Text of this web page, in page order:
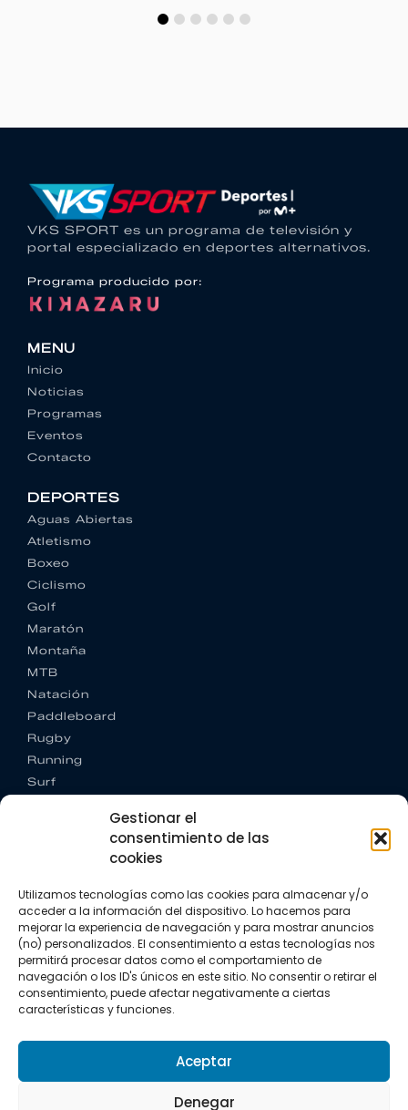
Gestionar el
consentimiento de las
cookies
Utilizamos tecnologías como las cookies para almacenar y/o
acceder a la información del dispositivo. Lo hacemos para
mejorar la experiencia de navegación y para mostrar anuncios
(no) personalizados. El consentimiento a estas tecnologías nos
permitirá procesar datos como el comportamiento de
navegación o los ID's únicos en este sitio. No consentir o retirar el
consentimiento, puede afectar negativamente a ciertas
características y funciones.
Aceptar
Denegar
VKS SPORT es un programa de televisión y
portal especializado en deportes alternativos.
Programa producido por:
MENU
Inicio
Noticias
Programas
Eventos
Contacto
DEPORTES
Aguas Abiertas
Atletismo
Boxeo
Ciclismo
Golf
Maratón
Montaña
MTB
Natación
Paddleboard
Rugby
Running
Surf
CONTACTO
+34 662 342 177
info@vkssport.com
SÍGUENOS
Política de privacidad
Política de cookies